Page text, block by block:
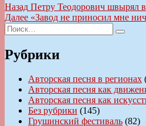
Навигация
по
записям
Назад Предыдущая
запись:
Петру Теодорович швырял
Далее Следующая
«Завод не приносил мне
Искать:
Поиск
Рубрики
Авторская песня в регионах
Авторская песня как
Авторская песня как
Без рубрики (145)
Грушинский фестиваль (82)